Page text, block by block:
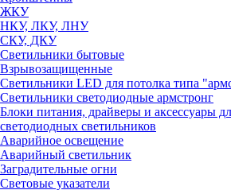
ЖКУ
НКУ, ЛКУ, ЛНУ
СКУ, ДКУ
Светильники бытовые
Взрывозащищенные
Светильники LED для потолка типа
Светильники светодиодные армстронг
Блоки питания, драйверы и аксессуары
светодиодных светильников
Аварийное освещение
Аварийный светильник
Заградительные огни
Световые указатели